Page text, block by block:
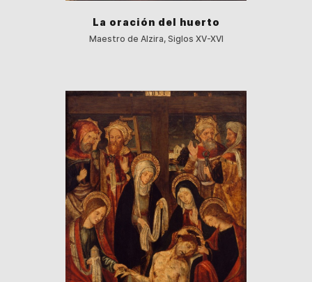
La oración del huerto
Maestro de Alzira, Siglos XV-XVI